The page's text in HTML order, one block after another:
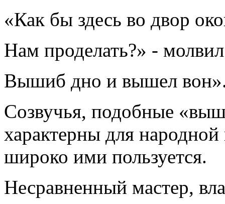
«Как бы здесь во двор
Нам проделать?» -
Вышиб дно и вышел
Созвучья, подобные
характерны для
широко ими пользуется.
Несравненный мастер,